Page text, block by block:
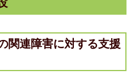
関連障害に対する支援